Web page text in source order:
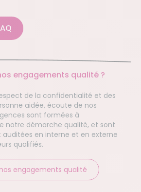
engagements qualité ?
de la confidentialité et des
aidée, écoute de nos
sont formées à
notre démarche qualité, et sont
auditées en interne et en externe
qualifiés.
engagements qualité